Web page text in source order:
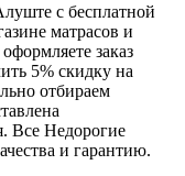
с бесплатной
матрасов и
заказ
5% скидку на
отбираем
Все Недорогие
и гарантию.